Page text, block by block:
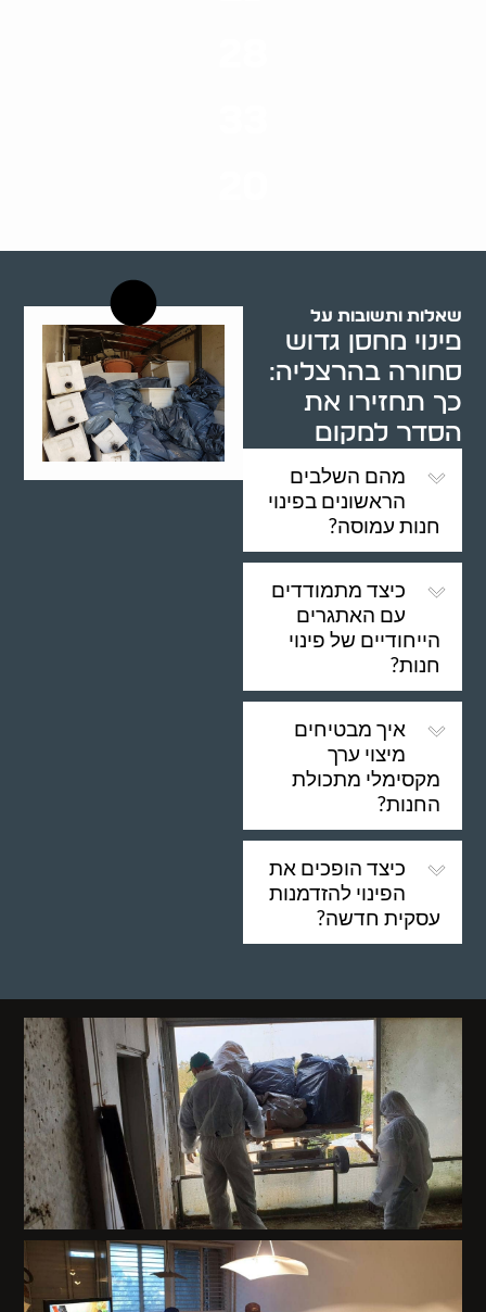
שאלות ותשובות על
פינוי מחסן גדוש
סחורה בהרצליה:
כך תחזירו את
הסדר למקום
מהם השלבים
הראשונים בפינוי
חנות עמוסה?
כיצד מתמודדים
עם האתגרים
הייחודיים של פינוי
חנות?
איך מבטיחים
מיצוי ערך
מקסימלי מתכולת
החנות?
כיצד הופכים את
הפינוי להזדמנות
עסקית חדשה?